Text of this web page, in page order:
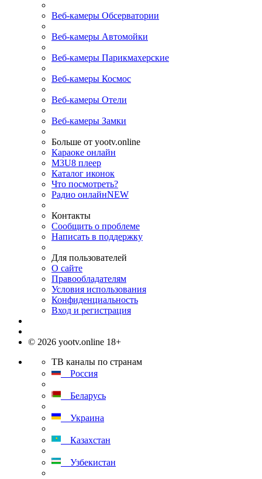
Веб-камеры Обсерватории
Веб-камеры Автомойки
Веб-камеры Парикмахерские
Веб-камеры Космос
Веб-камеры Отели
Веб-камеры Замки
Больше от yootv.online
Караоке онлайн
M3U8 плеер
Каталог иконок
Что посмотреть?
Радио онлайнNEW
Контакты
Сообщить о проблеме
Написать в поддержку
Для пользователей
О сайте
Правообладателям
Условия использования
Конфиденциальность
Вход и регистрация
© 2026 yootv.online 18+
ТВ каналы по странам
Россия
Беларусь
Украина
Казахстан
Узбекистан